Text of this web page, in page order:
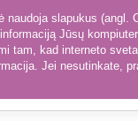
naudoja slapukus (angl.
informaciją Jūsų
tam, kad interneto
Jei nesutinkate,